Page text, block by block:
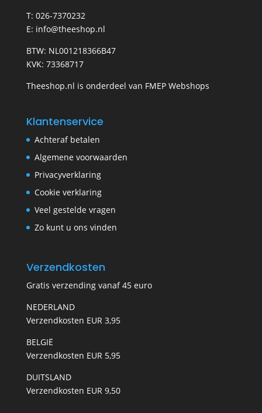
T: 026-7370232
E: info@theeshop.nl
BTW: NL001218366B47
KVK: 73368717
Theeshop.nl is onderdeel van FMEP Webshops
Klantenservice
Achteraf betalen
Algemene voorwaarden
Privacyverklaring
Cookie verklaring
Veel gestelde vragen
Zo kunt u ons vinden
Verzendkosten
Gratis verzending vanaf 45 euro
NEDERLAND
Verzendkosten EUR 3,95
BELGIË
Verzendkosten EUR 5,95
DUITSLAND
Verzendkosten EUR 9,50